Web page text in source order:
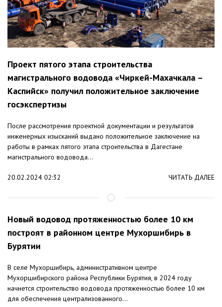
Проект пятого этапа строительства
магистрального водовода «Чиркей-Махачкала –
Каспийск» получил положительное заключение
госэкспертизы
После рассмотрения проектной документации и результатов
инженерных изысканий выдано положительное заключение на
работы в рамках пятого этапа строительства в Дагестане
магистрального водовода...
20.02.2024 02:32 ЧИТАТЬ ДАЛЕЕ
Новый водовод протяженностью более 10 км
построят в районном центре Мухоршибирь в
Бурятии
В селе Мухоршибирь, административном центре
Мухоршибирского района Республики Бурятия, в 2024 году
начнется строительство водовода протяженностью более 10 км
для обеспечения централизованного...